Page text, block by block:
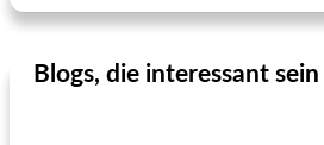
Blogs, die interessant